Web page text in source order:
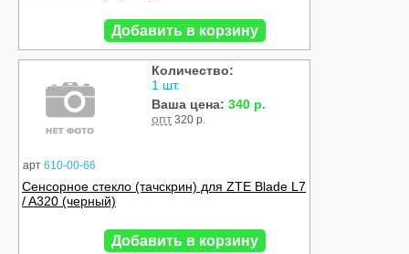
Добавить в корзину
арт 610-00-66
Количество:
1 шт.
Ваша цена: 340 р.
опт 320 р.
Сенсорное стекло (тачскрин) для ZTE Blade L7
/ A320 (черный)
Добавить в корзину